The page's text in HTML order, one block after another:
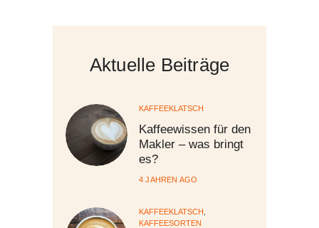
Aktuelle Beiträge
KAFFEEKLATSCH
Kaffeewissen für den
Makler – was bringt
es?
4 JAHREN AGO
KAFFEEKLATSCH
KAFFEESORTEN